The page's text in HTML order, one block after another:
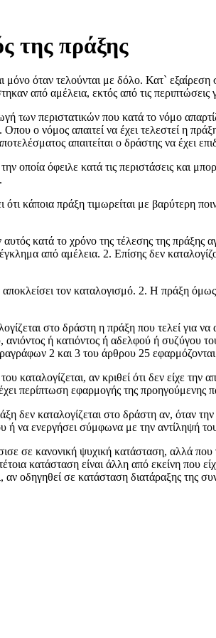
της πράξης
όταν τελούνται με δόλο. Κατ` εξαίρεση
από αμέλεια, εκτός από τις περιπτώσεις
περιστατικών που κατά το νόμο
ο νόμος απαιτεί να έχει τελεστεί η
απαιτείται ο δράστης να έχει
οποία όφειλε κατά τις περιστάσεις και
κάποια πράξη τιμωρείται με βαρύτερη
κατά το χρόνο της τέλεσης της πράξης
από αμέλεια. 2. Επίσης δεν
τον καταλογισμό. 2. Η πράξη
στο δράστη η πράξη που τελεί για
ή κατιόντος ή αδελφού ή
2 και 3 του άρθρου 25
αν κριθεί ότι δεν είχε την
περίπτωση εφαρμογής της
δεν καταλογίζεται στο δράστη αν, όταν
ή να ενεργήσει σύμφωνα με την αντίληψή
σε κανονική ψυχική κατάσταση, αλλά
κατάσταση είναι άλλη από εκείνη που
οδηγηθεί σε κατάσταση διατάραξης της